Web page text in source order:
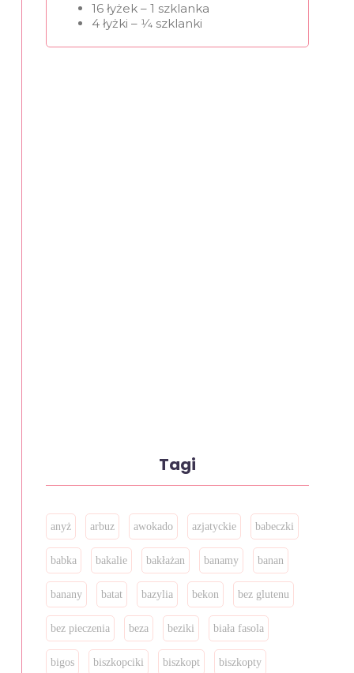
16 łyżek – 1 szklanka
4 łyżki – 1⁄4 szklanki
Tagi
anyż arbuz awokado azjatyckie babeczki
babka bakalie bakłażan banamy banan
banany batat bazylia bekon bez glutenu
bez pieczenia beza beziki biała fasola
bigos biszkopciki biszkopt biszkopty